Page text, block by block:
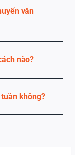
văn
nào?
không?